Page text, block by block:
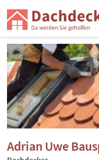
Adrian Uwe